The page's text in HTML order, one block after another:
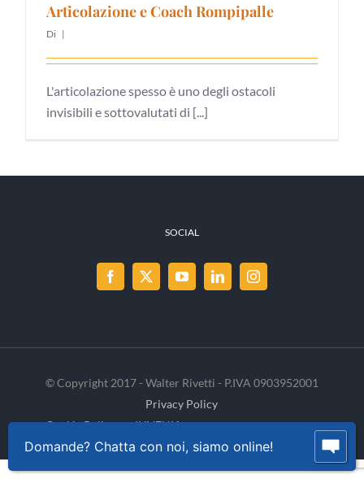
Articolazione e Coach Rompipalle
Di |
L'articolazione spesso è uno degli ostacoli
invisibili e sottovalutati di [...]
SOCIAL
© Copyright 2017 - Walter Rivetti - P.IVA 0903952001
Privacy Policy
Cookie Policy
INVENIA
Domande? Chatta con noi, siamo online!